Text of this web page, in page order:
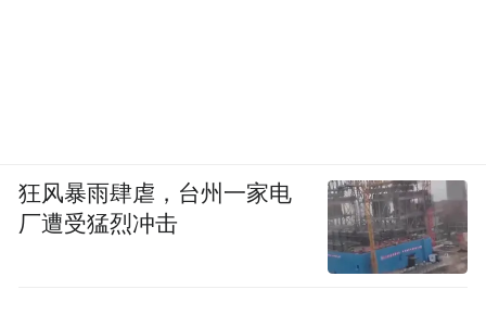
狂风暴雨肆虐，台州一家电
厂遭受猛烈冲击